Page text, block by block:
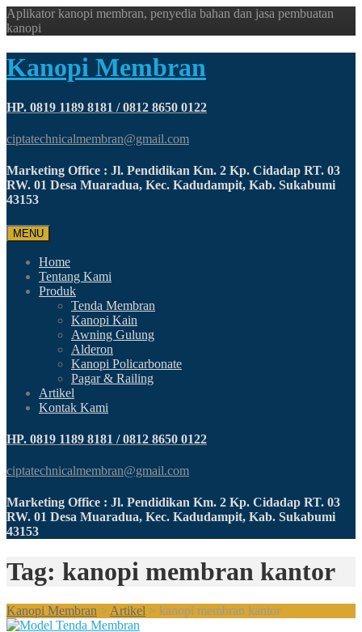
Aplikator kanopi membran, penyedia bahan dan jasa pembuatan
kanopi
Kanopi Membran
HP. 0819 1189 8181 / 0812 8650 0122
ciptatechnicalmembran@gmail.com
Marketing Office : Jl. Pendidikan Km. 2 Kp. Cidadap RT. 03
RW. 01 Desa Muaradua, Kec. Kadudampit, Kab. Sukabumi
43153
MENU
Home
Tentang Kami
Produk
Tenda Membran
Kanopi Kain
Awning Gulung
Alderon
Kanopi Policarbonate
Pagar & Railing
Artikel
Kontak Kami
HP. 0819 1189 8181 / 0812 8650 0122
ciptatechnicalmembran@gmail.com
Marketing Office : Jl. Pendidikan Km. 2 Kp. Cidadap RT. 03
RW. 01 Desa Muaradua, Kec. Kadudampit, Kab. Sukabumi
43153
Tag: kanopi membran kantor
Kanopi Membran > Artikel > kanopi membran kantor